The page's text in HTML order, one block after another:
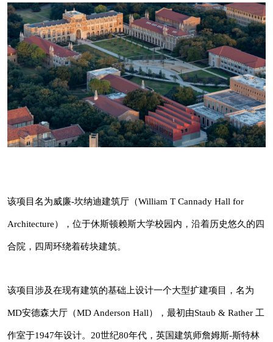
Cannady Hall for Architecture），位于休斯顿赖
斯大学校园内，沿着历史悠久的四合院，四周环
绕着砖块建筑。
建项目，名为MD安德森大厅（MD Anderson
Hall），最初由Staub & Rather 工作室于1947年
设计。20世纪80年代，英国建筑师詹姆斯-斯特
建筑库(jianzhuku.com) - 为全
球建筑师而打造的高品质平台!
众双向传播的综合性建筑媒体！
该项目名为威廉-坎纳迪建筑厅（William T Cannady Hall for
Architecture），位于休斯顿赖斯大学校园内，沿着历史悠久的四
合院，四周环绕着砖块建筑。
该项目涉及在现有建筑的基础上设计一个大型扩建项目，名为
MD安德森大厅（MD Anderson Hall），最初由Staub & Rather 工
作室于1947年设计。20世纪80年代，英国建筑师詹姆斯-斯特林